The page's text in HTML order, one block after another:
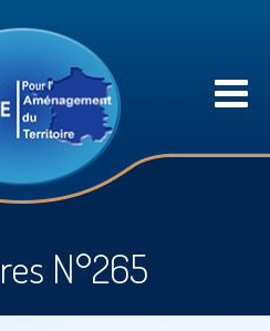
N°265